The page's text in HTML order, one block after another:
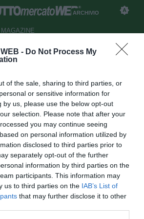
- Do Not Process My
of the sale, sharing to third parties, or
or sensitive information for
by us, please use the below opt-out
selection. Please note that after your
you may continue seeing
on personal information utilized by
disclosed to third parties prior to
separately opt-out of the further
information by third parties on the
participants. This information may
us to third parties on the IAB’s List of
that may further disclose it to other
ARCHIVIO
MAGAZINE
"Nessun
Appi .
07:09
2008
letture
Carlo Osti, è intervenuto a